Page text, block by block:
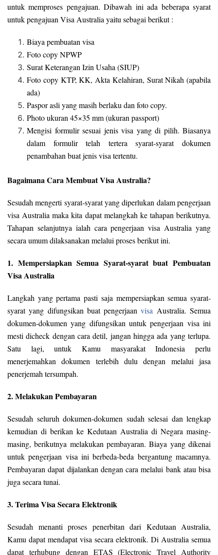
untuk memproses pengajuan. Dibawah ini ada beberapa syarat
untuk pengajuan Visa Australia yaitu sebagai berikut :
Biaya pembuatan visa
Foto copy NPWP
Surat Keterangan Izin Usaha (SIUP)
Foto copy KTP, KK, Akta Kelahiran, Surat Nikah (apabila
ada)
Paspor asli yang masih berlaku dan foto copy.
Photo ukuran 45×35 mm (ukuran passport)
Mengisi formulir sesuai jenis visa yang di pilih. Biasanya
dalam formulir telah tertera syarat-syarat dokumen
penambahan buat jenis visa tertentu.
Bagaimana Cara Membuat Visa Australia?
Sesudah mengerti syarat-syarat yang diperlukan dalam pengerjaan
visa Australia maka kita dapat melangkah ke tahapan berikutnya.
Tahapan selanjutnya ialah cara pengerjaan visa Australia yang
secara umum dilaksanakan melalui proses berikut ini.
1. Mempersiapkan Semua Syarat-syarat buat Pembuatan
Visa Australia
Langkah yang pertama pasti saja mempersiapkan semua syarat-
syarat yang difungsikan buat pengerjaanvisa Australia. Semua
dokumen-dokumen yang difungsikan untuk pengerjaan visa ini
mesti dicheck dengan cara detil, jangan hingga ada yang terlupa.
Satu lagi, untuk Kamu masyarakat Indonesia perlu
menerjemahkan dokumen terlebih dulu dengan melalui jasa
penerjemah tersumpah.
2. Melakukan Pembayaran
Sesudah seluruh dokumen-dokumen sudah selesai dan lengkap
kemudian di berikan ke Kedutaan Australia di Negara masing-
masing, berikutnya melakukan pembayaran. Biaya yang dikenai
untuk pengerjaan visa ini berbeda-beda bergantung macamnya.
Pembayaran dapat dijalankan dengan cara melalui bank atau bisa
juga secara tunai.
3. Terima Visa Secara Elektronik
Sesudah menanti proses penerbitan dari Kedutaan Australia,
Kamu dapat mendapat visa secara elektronik. Di Australia semua
dapat terhubung dengan ETAS (Electronic Travel Authority